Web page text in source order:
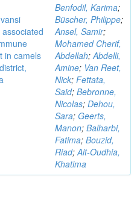
in camels
Benfodil, Karima;
Büscher, Philippe;
Ansel, Samir;
Mohamed Cherif,
Abdellah;Abdelli,
Amine; Van Reet,
Nick; Fettata,
Said; Bebronne,
Nicolas; Dehou,
Sara; Geerts,
Manon; Balharbi,
Fatima; Bouzid,
Riad;Ait-Oudhia,
Khatima